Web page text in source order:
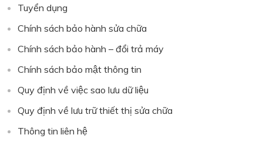
Tuyển dụng
Chính sách bảo hành sửa chữa
Chính sách bảo hành – đổi trả máy
Chính sách bảo mật thông tin
Quy định về việc sao lưu dữ liệu
Quy định về lưu trữ thiết thị sửa chữa
Thông tin liên hệ